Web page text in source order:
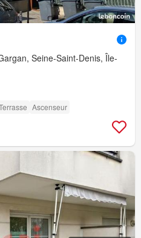
Seine-Saint-Denis, Île-
Ascenseur